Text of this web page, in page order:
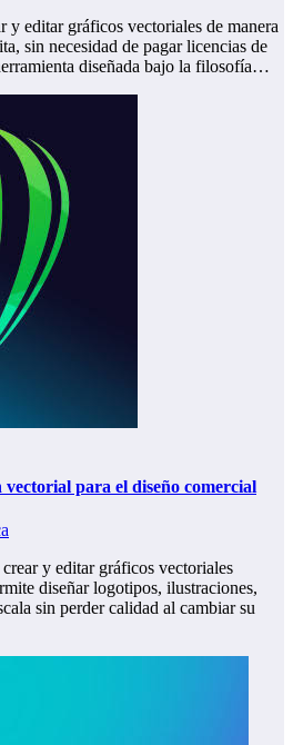
y editar gráficos vectoriales de manera
sin necesidad de pagar licencias de
diseñada bajo la filosofía…
para el diseño comercial
y editar gráficos vectoriales
diseñar logotipos, ilustraciones,
sin perder calidad al cambiar su